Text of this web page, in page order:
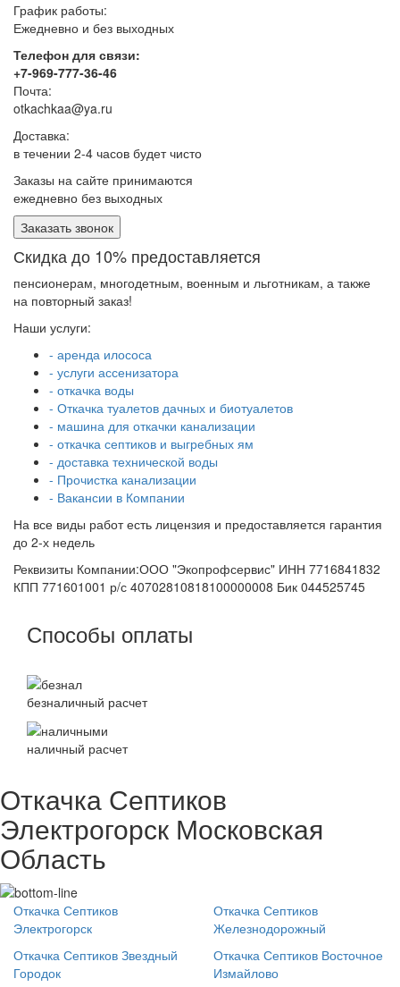
График работы:
Ежедневно и без выходных
Телефон для связи:
+7-969-777-36-46
Почта:
otkachkaa@ya.ru
Доставка:
в течении 2-4 часов будет чисто
Заказы на сайте принимаются
ежедневно без выходных
Заказать звонок
Скидка до 10% предоставляется
пенсионерам, многодетным, военным и льготникам, а также
на повторный заказ!
Наши услуги:
- аренда илососа
- услуги ассенизатора
- откачка воды
- Откачка туалетов дачных и биотуалетов
- машина для откачки канализации
- откачка септиков и выгребных ям
- доставка технической воды
- Прочистка канализации
- Вакансии в Компании
На все виды работ есть лицензия и предоставляется гарантия
до 2-х недель
Реквизиты Компании:ООО "Экопрофсервис" ИНН 7716841832
КПП 771601001 р/с 40702810818100000008 Бик 044525745
Способы оплаты
безналичный расчет
наличный расчет
Откачка Септиков
Электрогорск Московская
Область
Откачка Септиков
Электрогорск
Откачка Септиков
Железнодорожный
Откачка Септиков Звездный
Городок
Откачка Септиков Восточное
Измайлово